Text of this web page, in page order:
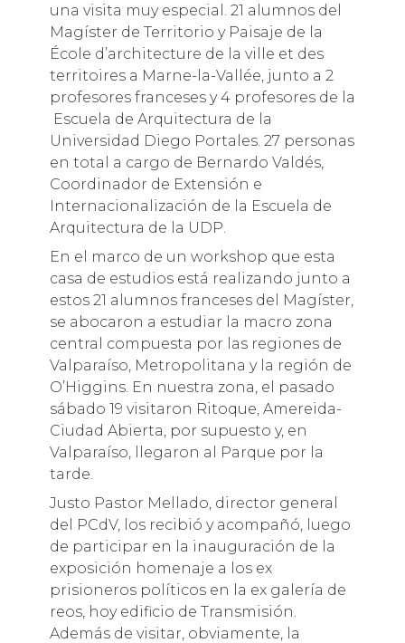
una visita muy especial. 21 alumnos del
Magíster de Territorio y Paisaje de la
École d’architecture de la ville et des
territoires a Marne-la-Vallée, junto a 2
profesores franceses y 4 profesores de la
Escuela de Arquitectura de la
Universidad Diego Portales. 27 personas
en total a cargo de Bernardo Valdés,
Coordinador de Extensión e
Internacionalización de la Escuela de
Arquitectura de la UDP.
En el marco de un workshop que esta
casa de estudios está realizando junto a
estos 21 alumnos franceses del Magíster,
se abocaron a estudiar la macro zona
central compuesta por las regiones de
Valparaíso, Metropolitana y la región de
O’Higgins. En nuestra zona, el pasado
sábado 19 visitaron Ritoque, Amereida-
Ciudad Abierta, por supuesto y, en
Valparaíso, llegaron al Parque por la
tarde.
Justo Pastor Mellado, director general
del PCdV, los recibió y acompañó, luego
de participar en la inauguración de la
exposición homenaje a los ex
prisioneros políticos en la ex galería de
reos, hoy edificio de Transmisión.
Además de visitar, obviamente, la